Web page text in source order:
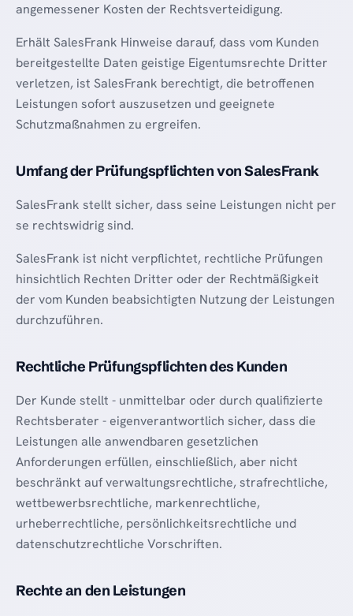
angemessener Kosten der Rechtsverteidigung.
Erhält SalesFrank Hinweise darauf, dass vom Kunden
bereitgestellte Daten geistige Eigentumsrechte Dritter
verletzen, ist SalesFrank berechtigt, die betroffenen
Leistungen sofort auszusetzen und geeignete
Schutzmaßnahmen zu ergreifen.
Umfang der Prüfungspflichten von SalesFrank
SalesFrank stellt sicher, dass seine Leistungen nicht per
se rechtswidrig sind.
SalesFrank ist nicht verpflichtet, rechtliche Prüfungen
hinsichtlich Rechten Dritter oder der Rechtmäßigkeit
der vom Kunden beabsichtigten Nutzung der Leistungen
durchzuführen.
Rechtliche Prüfungspflichten des Kunden
Der Kunde stellt - unmittelbar oder durch qualifizierte
Rechtsberater - eigenverantwortlich sicher, dass die
Leistungen alle anwendbaren gesetzlichen
Anforderungen erfüllen, einschließlich, aber nicht
beschränkt auf verwaltungsrechtliche, strafrechtliche,
wettbewerbsrechtliche, markenrechtliche,
urheberrechtliche, persönlichkeitsrechtliche und
datenschutzrechtliche Vorschriften.
Rechte an den Leistungen